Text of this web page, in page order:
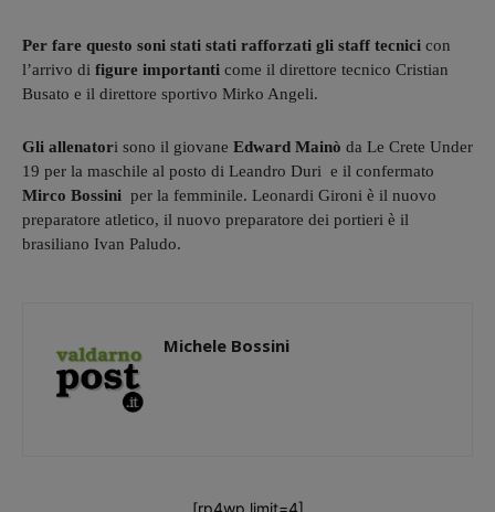
Per fare questo soni stati stati rafforzati gli staff tecnici con
l’arrivo di figure importanti come il direttore tecnico Cristian
Busato e il direttore sportivo Mirko Angeli.
Gli allenatori sono il giovane Edward Mainò da Le Crete Under
19 per la maschile al posto di Leandro Duri e il confermato
Mirco Bossini per la femminile. Leonardi Gironi è il nuovo
preparatore atletico, il nuovo preparatore dei portieri è il
brasiliano Ivan Paludo.
Michele Bossini
[rp4wp limit=4]